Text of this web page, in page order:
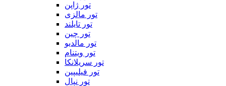
تور ژاپن
تور مالزی
تور تایلند
تور چین
تور مالدیو
تور ویتنام
تور سریلانکا
تور فیلیپین
تور نپال